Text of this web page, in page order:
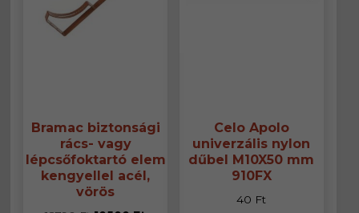
Bramac biztonsági
rács- vagy
lépcsőfoktartó elem
kengyellel acél,
vörös
Celo Apolo
univerzális nylon
dűbel M10X50 mm
910FX
40 Ft